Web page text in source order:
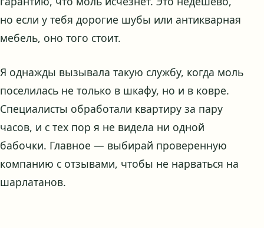
но если у тебя дорогие шубы или антикварная
мебель, оно того стоит.
Я однажды вызывала такую службу, когда моль
поселилась не только в шкафу, но и в ковре.
Специалисты обработали квартиру за пару
часов, и с тех пор я не видела ни одной
бабочки. Главное — выбирай проверенную
компанию с отзывами, чтобы не нарваться на
шарлатанов.